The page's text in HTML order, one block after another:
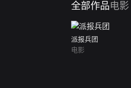
全部作品电影
派报兵团
电影